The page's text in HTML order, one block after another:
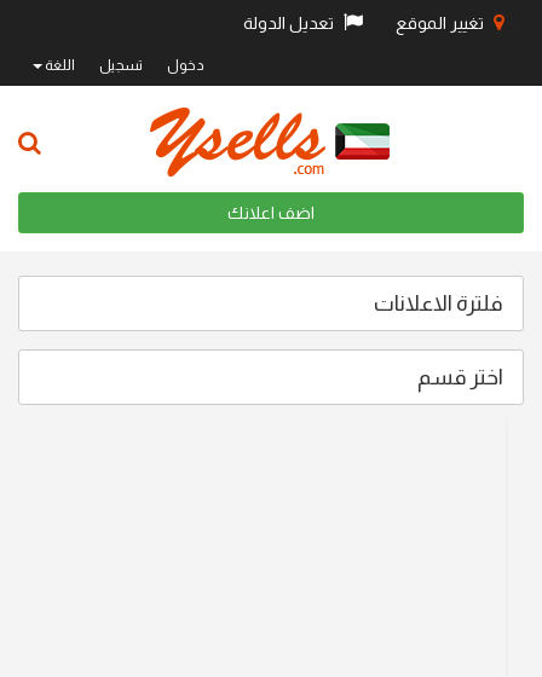
تغيير الموقع تعديل الدولة
دخول تسجيل اللغة
اضف اعلانك
فلترة الاعلانات
اختر قسم